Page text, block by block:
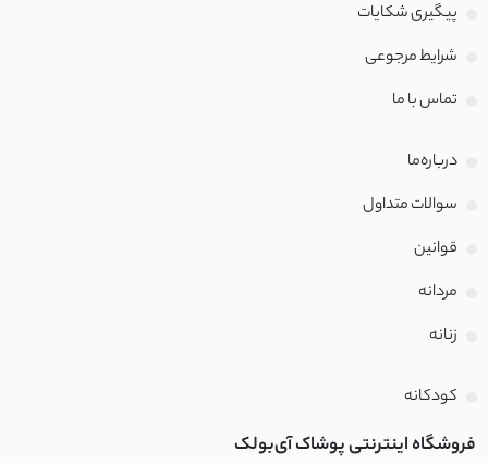
پیگیری شکایات
شرایط مرجوعی
تماس با‌ ما
درباره‌ما
سوالات متداول
قوانین
مردانه
زنانه
کودکانه
فروشگاه اینترنتی پوشاک آی‌بولک